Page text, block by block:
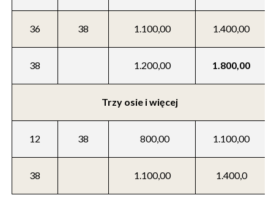
36 38 1.100,00 1.400,00
38 1.200,00 1.800,00
Trzy osie i więcej
12 38 800,00 1.100,00
38 1.100,00 1.400,0